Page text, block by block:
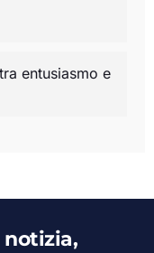
entusiasmo e